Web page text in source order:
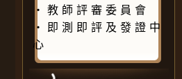
‧ 教師評審委員會
‧
即測即評及發證中
心